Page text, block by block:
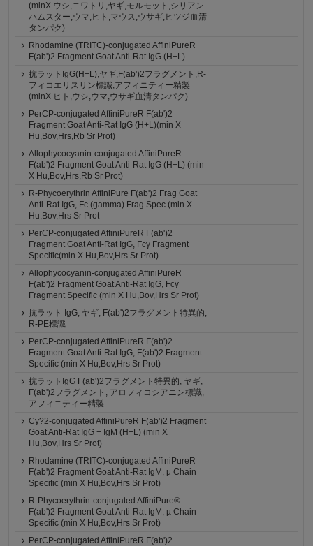
(minX ウシ,ニワトリ,ヤギ,モルモット,シリアン
ハムスター,ウマ,ヒト,マウス,ウサギ,ヒツジ血清
タンパク)
Rhodamine (TRITC)-conjugated AffiniPureR
F(ab')2 Fragment Goat Anti-Rat IgG (H+L)
抗ラットIgG(H+L),ヤギ,F(ab')2フラグメント,R-
フィコエリスリン標識,アフィニティー精製
(minX ヒト,ウシ,ウマ,ウサギ血清タンパク)
PerCP-conjugated AffiniPureR F(ab')2
Fragment Goat Anti-Rat IgG (H+L)(min X
Hu,Bov,Hrs,Rb Sr Prot)
Allophycocyanin-conjugated AffiniPureR
F(ab')2 Fragment Goat Anti-Rat IgG (H+L) (min
X Hu,Bov,Hrs,Rb Sr Prot)
R-Phycoerythrin AffiniPure F(ab')2 Frag Goat
Anti-Rat IgG, Fc (gamma) Frag Spec (min X
Hu,Bov,Hrs Sr Prot
PerCP-conjugated AffiniPureR F(ab')2
Fragment Goat Anti-Rat IgG, Fcγ Fragment
Specific(min X Hu,Bov,Hrs Sr Prot)
Allophycocyanin-conjugated AffiniPureR
F(ab')2 Fragment Goat Anti-Rat IgG, Fcγ
Fragment Specific (min X Hu,Bov,Hrs Sr Prot)
抗ラット IgG, ヤギ, F(ab')2フラグメント特異的,
R-PE標識
PerCP-conjugated AffiniPureR F(ab')2
Fragment Goat Anti-Rat IgG, F(ab')2 Fragment
Specific (min X Hu,Bov,Hrs Sr Prot)
抗ラットIgG F(ab')2フラグメント特異的, ヤギ,
F(ab')2フラグメント, アロフィコシアニン標識,
アフィニティー精製
Cy?2-conjugated AffiniPureR F(ab')2 Fragment
Goat Anti-Rat IgG + IgM (H+L) (min X
Hu,Bov,Hrs Sr Prot)
Rhodamine (TRITC)-conjugated AffiniPureR
F(ab')2 Fragment Goat Anti-Rat IgM, μ Chain
Specific (min X Hu,Bov,Hrs Sr Prot)
R-Phycoerythrin-conjugated AffiniPure®
F(ab')2 Fragment Goat Anti-Rat IgM, µ Chain
Specific (min X Hu,Bov,Hrs Sr Prot)
PerCP-conjugated AffiniPureR F(ab')2